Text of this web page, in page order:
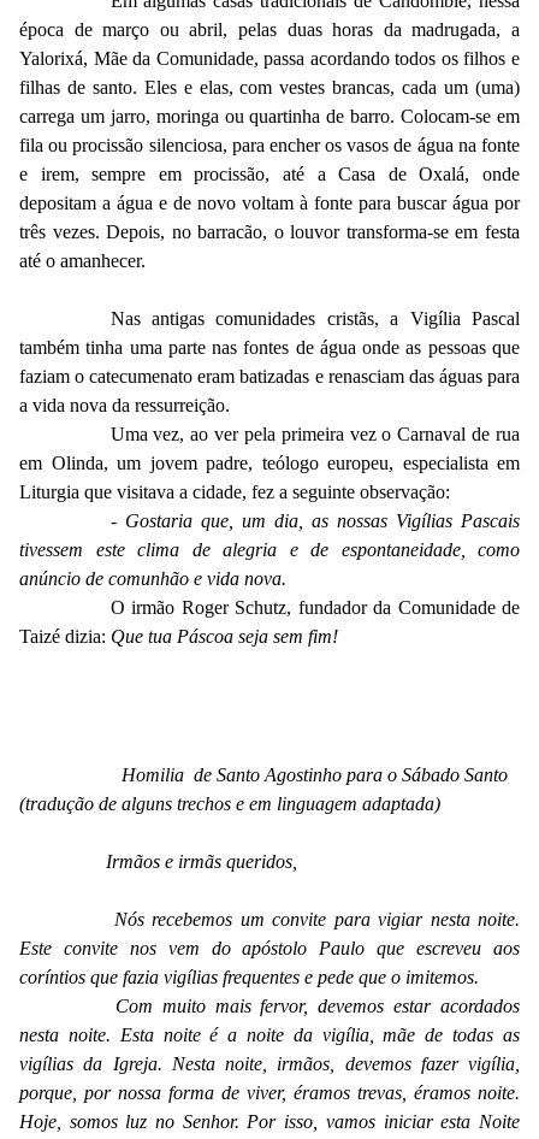
época de março ou abril, pelas duas horas da madrugada, a
Yalorixá, Mãe da Comunidade, passa acordando todos os filhos e
filhas de santo. Eles e elas, com vestes brancas, cada um (uma)
carrega um jarro, moringa ou quartinha de barro. Colocam-se em
fila ou procissão silenciosa, para encher os vasos de água na fonte
e irem, sempre em procissão, até a Casa de Oxalá, onde
depositam a água e de novo voltam à fonte para buscar água por
três vezes. Depois, no barracão, o louvor transforma-se em festa
até o amanhecer.
Nas antigas comunidades cristãs, a Vigília Pascal
também tinha uma parte nas fontes de água onde as pessoas que
faziam o catecumenato eram batizadas e renasciam das águas para
a vida nova da ressurreição.
Uma vez, ao ver pela primeira vez o Carnaval de rua
em Olinda, um jovem padre, teólogo europeu, especialista em
Liturgia que visitava a cidade, fez a seguinte observação:
- Gostaria que, um dia, as nossas Vigílias Pascais
tivessem este clima de alegria e de espontaneidade, como
anúncio de comunhão e vida nova.
O irmão Roger Schutz, fundador da Comunidade de
Taizé dizia: Que tua Páscoa seja sem fim!
Homilia de Santo Agostinho para o Sábado Santo
(tradução de alguns trechos e em linguagem adaptada)
Irmãos e irmãs queridos,
Nós recebemos um convite para vigiar nesta noite.
Este convite nos vem do apóstolo Paulo que escreveu aos
coríntios que fazia vigílias frequentes e pede que o imitemos.
Com muito mais fervor, devemos estar acordados
nesta noite. Esta noite é a noite da vigília, mãe de todas as
vigílias da Igreja. Nesta noite, irmãos, devemos fazer vigília,
porque, por nossa forma de viver, éramos trevas, éramos noite.
Hoje, somos luz no Senhor. Por isso, vamos iniciar esta Noite